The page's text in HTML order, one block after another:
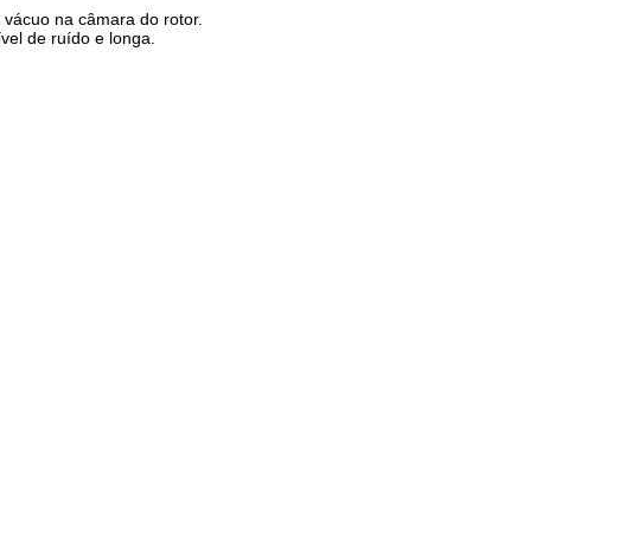
na câmara do rotor.
de ruído e longa.